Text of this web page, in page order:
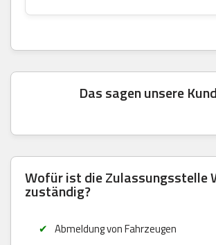
Das sagen unsere
Wofür ist die Zulassungsstelle
zuständig?
Abmeldung von Fahrzeugen